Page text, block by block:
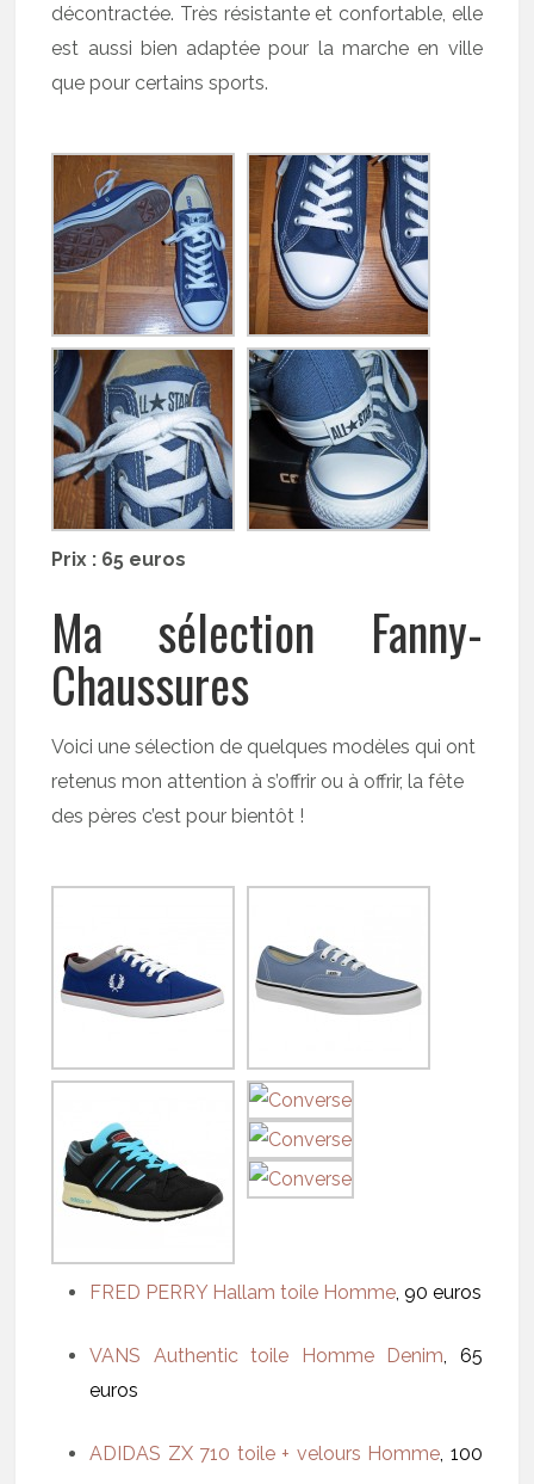
décontractée. Très résistante et confortable, elle
est aussi bien adaptée pour la marche en ville
que pour certains sports.
Prix : 65 euros
Ma sélection Fanny-
Chaussures
Voici une sélection de quelques modèles qui ont
retenus mon attention à s’offrir ou à offrir, la fête
des pères c’est pour bientôt !
FRED PERRY Hallam toile Homme , 90 euros
VANS Authentic toile Homme Denim , 65
euros
ADIDAS ZX 710 toile + velours Homme , 100